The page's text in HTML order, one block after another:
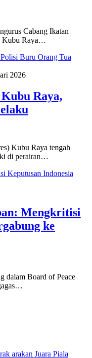
Cabang Ikatan
Kubu Raya…
2026
Raya,
Kubu Raya tengah
di perairan…
Mengkritisi
ke
dalam Board of Peace